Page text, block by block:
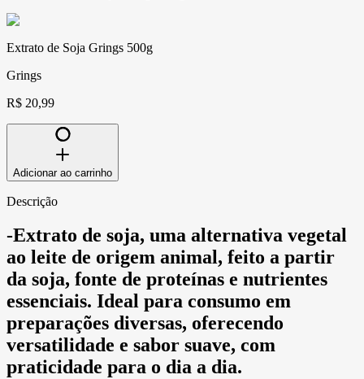
Extrato de Soja Grings 500g
Grings
R$ 20,99
Adicionar ao carrinho
Descrição
-Extrato de soja, uma alternativa vegetal
ao leite de origem animal, feito a partir
da soja, fonte de proteínas e nutrientes
essenciais. Ideal para consumo em
preparações diversas, oferecendo
versatilidade e sabor suave, com
praticidade para o dia a dia.